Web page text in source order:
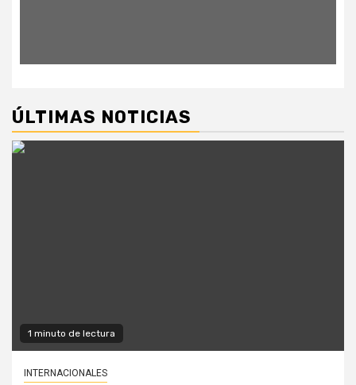
ÚLTIMAS NOTICIAS
1 minuto de lectura
INTERNACIONALES